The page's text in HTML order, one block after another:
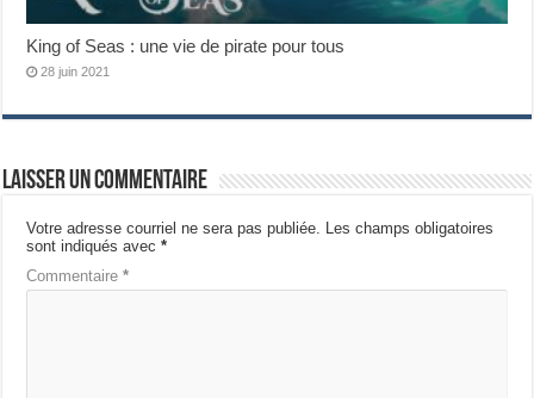
King of Seas : une vie de pirate pour tous
28 juin 2021
Laisser un commentaire
Votre adresse courriel ne sera pas publiée. Les champs obligatoires
sont indiqués avec*
Commentaire*